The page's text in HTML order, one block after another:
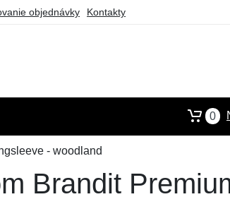
objednávky Kontakty
0
- woodland
Brandit